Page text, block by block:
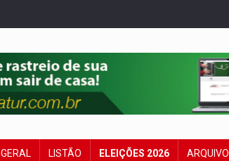
GERAL LISTÃO ELEIÇÕES 2026 ARQUIVO